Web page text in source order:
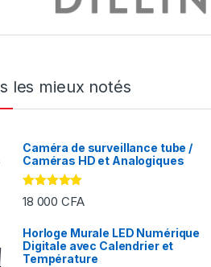
CFA
les mieux notés
Caméra de surveillance tube /
Caméras HD et Analogiques
Note5.00
sur 5
18 000CFA
Horloge Murale LED Numérique
Digitale avec Calendrier et
Température